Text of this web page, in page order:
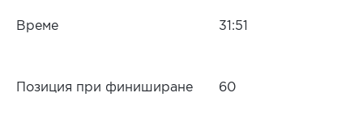
Време 31:51
Позиция при финиширане 60